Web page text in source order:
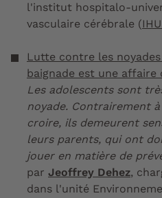
l'institut hospitalo-
vasculaire cérébrale (
Lutte contre les
baignade est une affaire
Les adolescents sont
noyade. Contrairement
croire, ils demeurent
leurs parents, qui ont
jouer en matière de
par Jeoffrey Dehez,
dans l'unité